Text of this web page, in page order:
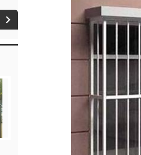
陕西百叶窗厂家定制